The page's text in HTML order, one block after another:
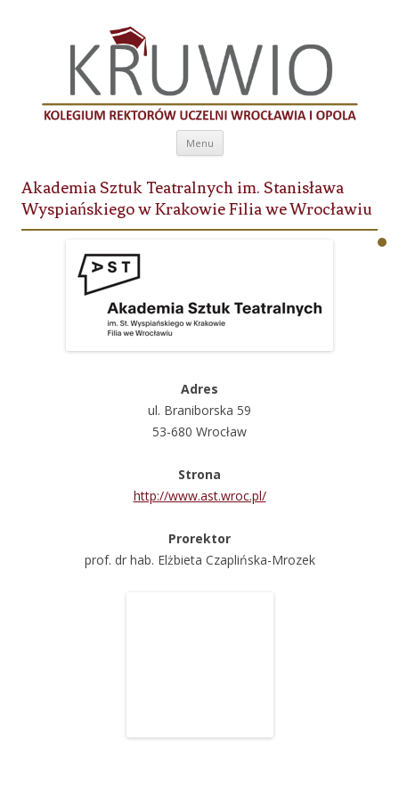
Kolegium Rektorów Uczelni Wrocławia i
Opola
Menu Przeskocz do treści
Akademia Sztuk Teatralnych im. Stanisława
Wyspiańskiego w Krakowie Filia we Wrocławiu
Adres
ul. Braniborska 59
53-680 Wrocław
Strona
http://www.ast.wroc.pl/
Prorektor
prof. dr hab. Elżbieta Czaplińska-Mrozek